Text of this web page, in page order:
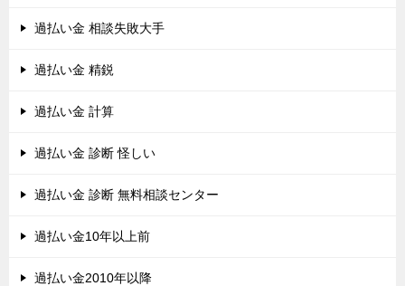
過払い金 相談失敗大手
過払い金 精鋭
過払い金 計算
過払い金 診断 怪しい
過払い金 診断 無料相談センター
過払い金10年以上前
過払い金2010年以降